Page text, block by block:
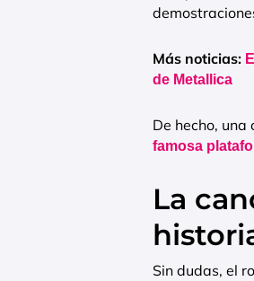
Más noticias:
de Metallica
De hecho, una
famosa
La
Sin dudas, el